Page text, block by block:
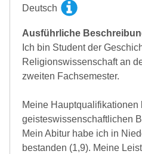
Deutsch
Ausführliche
Ich bin Student der
Religionswissenschaft an
zweiten Fachsemester.
Meine Hauptqualifikationen
geisteswissenschaftlichen
Mein Abitur habe ich in
bestanden (1,9). Meine